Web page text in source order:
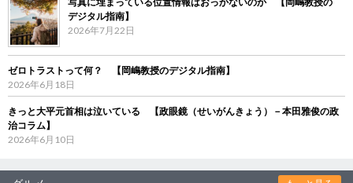
デジタル指南】
2026年7月22日
ゼロトラストって何？ 【岡嶋教授のデジタル指南】
2026年6月18日
きっと大平元首相は泣いている 【政眼鏡（せいがんきょう）－本田雅俊の政
治コラム】
2026年6月10日